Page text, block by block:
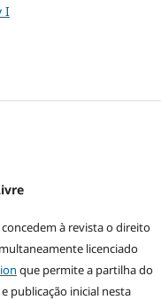
I
à revista o direito
licenciado
que permite a partilha do
publicação inicial nesta